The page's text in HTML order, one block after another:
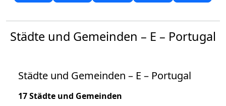
Städte und Gemeinden – E – Portugal
Städte und Gemeinden – E – Portugal
17 Städte und Gemeinden